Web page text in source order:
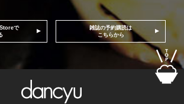
で
雑誌の予約購読は
こちらから